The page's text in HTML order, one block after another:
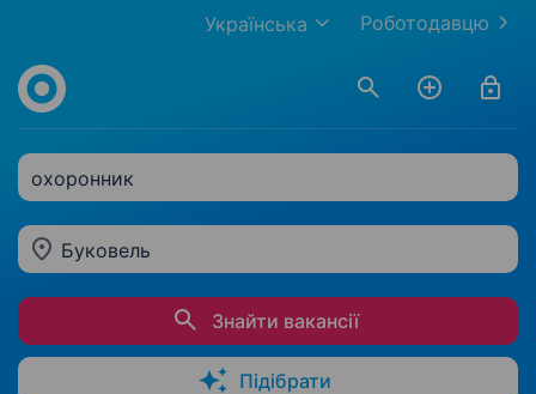
Роботодавцю
Українська
охоронник
Буковель
Знайти вакансії
Підібрати